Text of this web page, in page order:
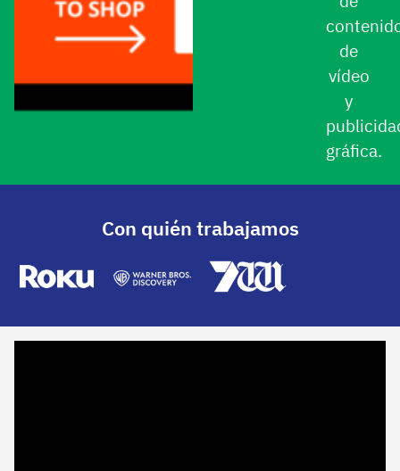
de
vídeo
y
gráfica.
Con quién trabajamos